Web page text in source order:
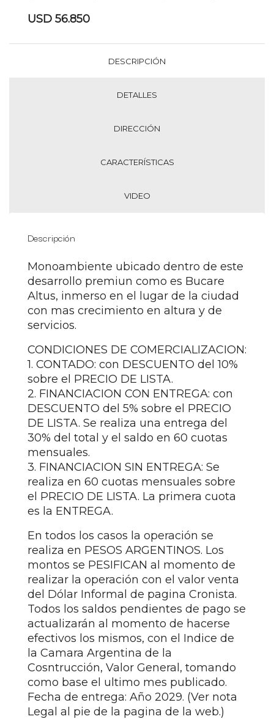
USD 56.850
DESCRIPCIÓN
DETALLES
DIRECCIÓN
CARACTERÍSTICAS
VIDEO
Descripción
Monoambiente ubicado dentro de este
desarrollo premiun como es Bucare
Altus, inmerso en el lugar de la ciudad
con mas crecimiento en altura y de
servicios.
CONDICIONES DE COMERCIALIZACION:
1. CONTADO: con DESCUENTO del 10%
sobre el PRECIO DE LISTA.
2. FINANCIACION CON ENTREGA: con
DESCUENTO del 5% sobre el PRECIO
DE LISTA. Se realiza una entrega del
30% del total y el saldo en 60 cuotas
mensuales.
3. FINANCIACION SIN ENTREGA: Se
realiza en 60 cuotas mensuales sobre
el PRECIO DE LISTA. La primera cuota
es la ENTREGA.
En todos los casos la operación se
realiza en PESOS ARGENTINOS. Los
montos se PESIFICAN al momento de
realizar la operación con el valor venta
del Dólar Informal de pagina Cronista.
Todos los saldos pendientes de pago se
actualizarán al momento de hacerse
efectivos los mismos, con el Indice de
la Camara Argentina de la
Cosntrucción, Valor General, tomando
como base el ultimo mes publicado.
Fecha de entrega: Año 2029. (Ver nota
Legal al pie de la pagina de la web.)